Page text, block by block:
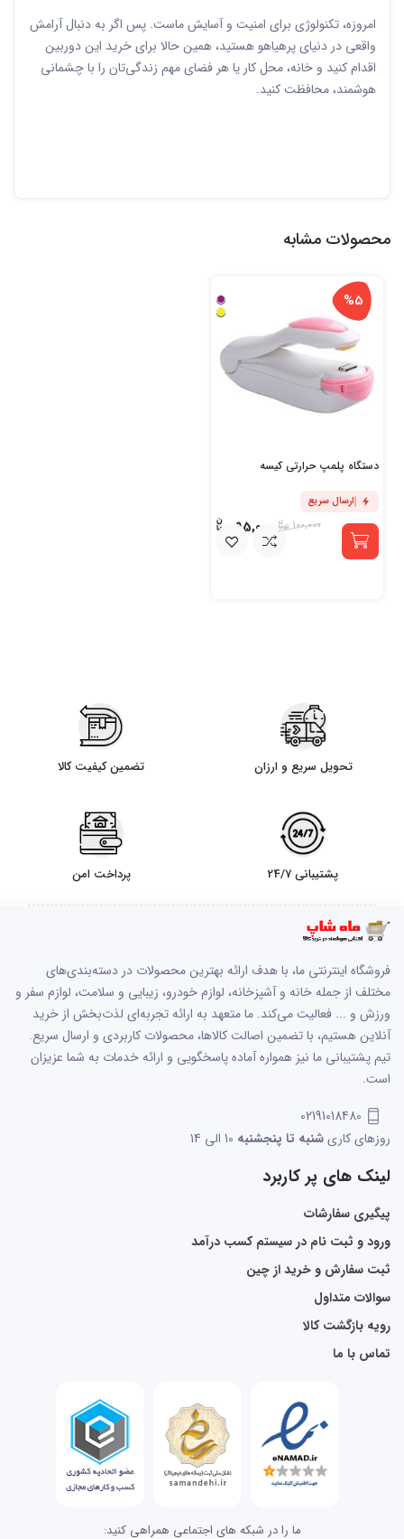
امروزه، تکنولوژی برای امنیت و آسایش ماست. پس اگر به دنبال آرامش
واقعی در دنیای پرهیاهو هستید، همین حالا برای خرید این دوربین
اقدام کنید و خانه، محل کار یا هر فضای مهم زندگی‌تان را با چشمانی
هوشمند، محافظت کنید.
محصولات مشابه
%5
دستگاه پلمپ حرارتی کیسه
ارسال سریع
100,000
95,000
تحویل سریع و ارزان تضمین کیفیت کالا
پشتیبانی 24/7 پرداخت امن
فروشگاه اینترنتی ما، با هدف ارائه بهترین محصولات در دسته‌بندی‌های
مختلف از جمله خانه و آشپزخانه، لوازم خودرو، زیبایی و سلامت، لوازم سفر و
ورزش و ... فعالیت می‌کند. ما متعهد به ارائه تجربه‌ای لذت‌بخش از خرید
آنلاین هستیم، با تضمین اصالت کالاها، محصولات کاربردی و ارسال سریع.
تیم پشتیبانی ما نیز همواره آماده پاسخگویی و ارائه خدمات به شما عزیزان
است.
02191018480
روزهای کاریشنبه تا پنجشنبه
لینک های پر کاربرد
پیگیری سفارشات
ورود و ثبت نام در سیستم کسب درآمد
ثبت سفارش و خرید از چین
سوالات متداول
رویه بازگشت کالا
تماس با ما
ما را در شبکه های اجتماعی همراهی کنید: